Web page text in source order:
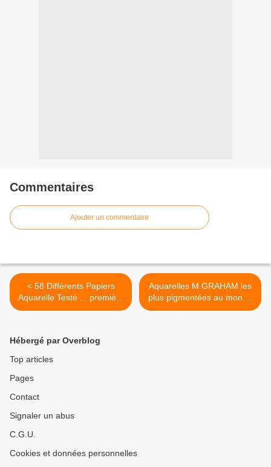
Commentaires
Ajouter un commentaire
< 58 Différents Papiers
Aquarelle Testé ... première
découverte
Aquarelles M.GRAHAM les
plus pigmentées au monde
? >
Hébergé par Overblog
Top articles
Pages
Contact
Signaler un abus
C.G.U.
Cookies et données personnelles